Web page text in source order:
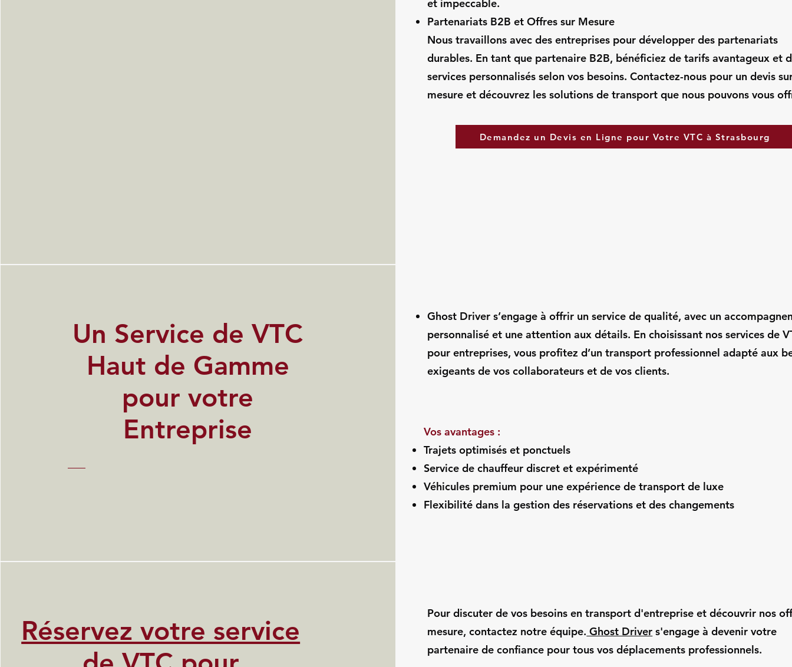
et impeccable.
Partenariats B2B et Offres sur Mesure
Nous travaillons avec des entreprises pour développer des partenariats
durables. En tant que partenaire B2B, bénéficiez de tarifs avantageux et
services personnalisés selon vos besoins. Contactez-nous pour un devis
mesure et découvrez les solutions de transport que nous pouvons vous
Demandez un Devis en Ligne pour Votre VTC à Strasbourg
Un Service de VTC
Haut de Gamme
pour votre
Entreprise
Ghost Driver s’engage à offrir un service de qualité, avec un
personnalisé et une attention aux détails. En choisissant nos services de
pour entreprises, vous profitez d’un transport professionnel adapté aux
exigeants de vos collaborateurs et de vos clients.
Vos avantages :
Trajets optimisés et ponctuels
Service de chauffeur discret et expérimenté
Véhicules premium pour une expérience de transport de luxe
Flexibilité dans la gestion des réservations et des changements
Réservez votre service
Pour discuter de vos besoins en transport d'entreprise et découvrir nos
mesure, contactez notre équipe. Ghost Driver s'engage à devenir votre
partenaire de confiance pour tous vos déplacements professionnels.